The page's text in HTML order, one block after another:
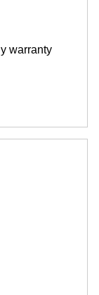
warranty